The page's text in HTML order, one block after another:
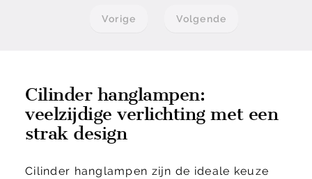
Vorige Volgende
Cilinder hanglampen:
veelzijdige verlichting met een
strak design
Cilinder hanglampen zijn de ideale keuze